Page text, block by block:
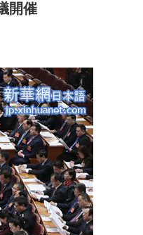
開催